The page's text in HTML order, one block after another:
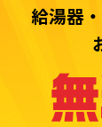
給湯器